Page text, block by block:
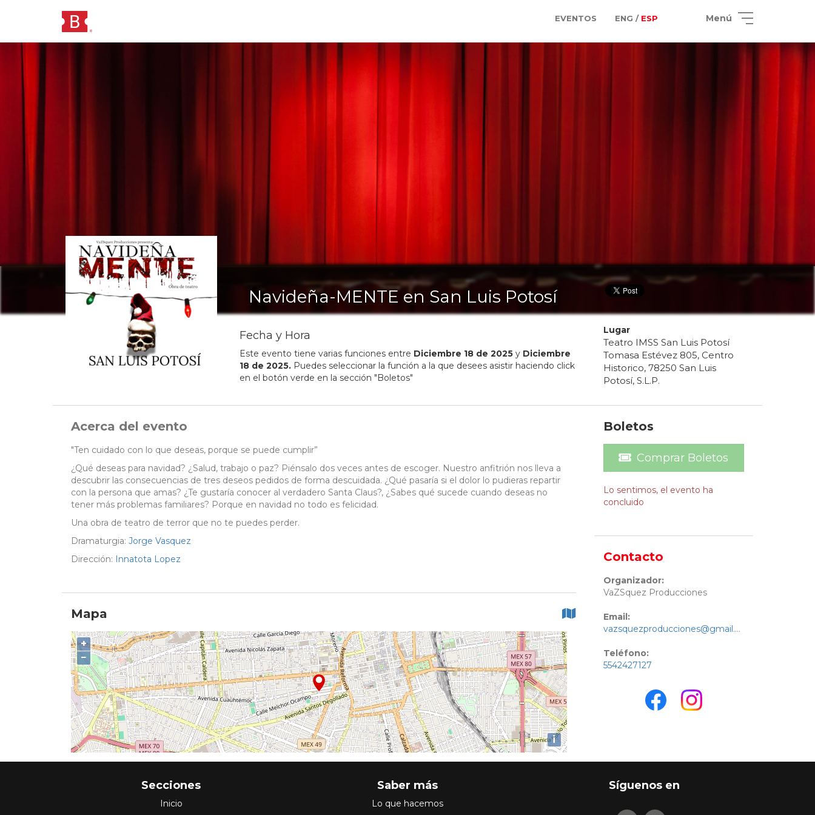
EVENTOS ENG / ESP Menú
Navideña-MENTE en San Luis Potosí
Fecha y Hora
Este evento tiene varias funciones entre Diciembre 18de 2025y Diciembre
18de 2025.Puedes seleccionar la función a la que desees asistir haciendo click
en el botón verde en la sección "Boletos"
Lugar
Teatro IMSS San Luis Potosí
Tomasa Estévez 805, Centro
Historico, 78250 San Luis
Potosí, S.L.P.
Acerca del evento
"Ten cuidado con lo que deseas, porque se puede cumplir”
¿Qué deseas para navidad? ¿Salud, trabajo o paz? Piénsalo dos veces antes de escoger. Nuestro anfitrión nos lleva a
descubrir las consecuencias de tres deseos pedidos de forma descuidada. ¿Qué pasaría si el dolor lo pudieras repartir
con la persona que amas? ¿Te gustaría conocer al verdadero Santa Claus?, ¿Sabes qué sucede cuando deseas no
tener más problemas familiares? Porque en navidad no todo es felicidad.
Una obra de teatro de terror que no te puedes perder.
Dramaturgia: Jorge Vasquez
Dirección:
Innatota Lopez
Mapa
+
−
i
Boletos
Comprar Boletos
Lo sentimos, el evento ha
concluido
Contacto
Organizador:
VaZSquez Producciones
Email:
vazsquezproducciones@gmail.com
Teléfono:
5542427127
Secciones
Inicio
Saber más
Lo que hacemos
Síguenos en